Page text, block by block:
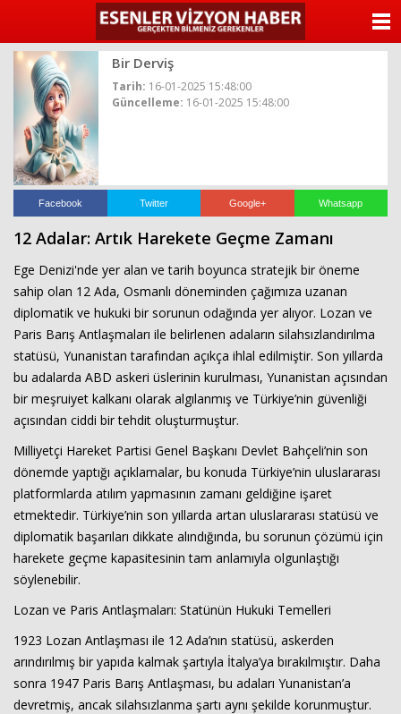
Bir Derviş
Tarih: 16-01-2025 15:48:00
Güncelleme: 16-01-2025 15:48:00
Facebook Twitter Google+ Whatsapp
12 Adalar: Artık Harekete Geçme Zamanı
Ege Denizi'nde yer alan ve tarih boyunca stratejik bir öneme
sahip olan 12 Ada, Osmanlı döneminden çağımıza uzanan
diplomatik ve hukuki bir sorunun odağında yer alıyor. Lozan ve
Paris Barış Antlaşmaları ile belirlenen adaların silahsızlandırılma
statüsü, Yunanistan tarafından açıkça ihlal edilmiştir. Son yıllarda
bu adalarda ABD askeri üslerinin kurulması, Yunanistan açısından
bir meşruiyet kalkanı olarak algılanmış ve Türkiye’nin güvenliği
açısından ciddi bir tehdit oluşturmuştur.
Milliyetçi Hareket Partisi Genel Başkanı Devlet Bahçeli’nin son
dönemde yaptığı açıklamalar, bu konuda Türkiye’nin uluslararası
platformlarda atılım yapmasının zamanı geldiğine işaret
etmektedir. Türkiye’nin son yıllarda artan uluslararası statüsü ve
diplomatik başarıları dikkate alındığında, bu sorunun çözümü için
harekete geçme kapasitesinin tam anlamıyla olgunlaştığı
söylenebilir.
Lozan ve Paris Antlaşmaları: Statünün Hukuki Temelleri
1923 Lozan Antlaşması ile 12 Ada’nın statüsü, askerden
arındırılmış bir yapıda kalmak şartıyla İtalya’ya bırakılmıştır. Daha
sonra 1947 Paris Barış Antlaşması, bu adaları Yunanistan’a
devretmiş, ancak silahsızlanma şartı aynı şekilde korunmuştur.
ANASAYFA
YAZARLAR
VİDEO GALERİ
İLETİŞİM